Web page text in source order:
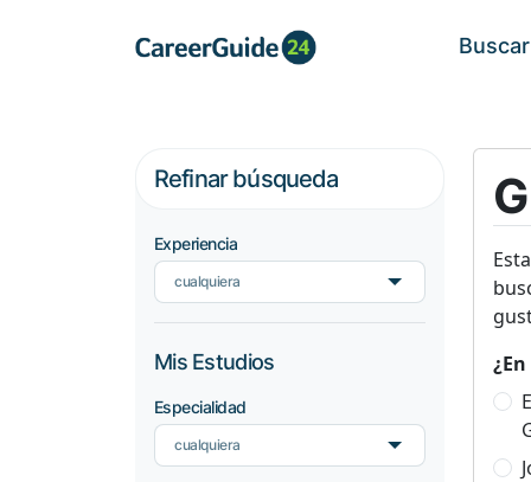
Buscar
Refinar búsqueda
Experiencia
cualquiera
Mis Estudios
Especialidad
cualquiera